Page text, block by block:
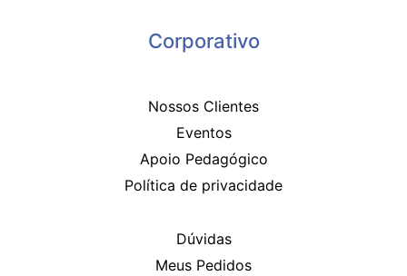
Corporativo
Nossos Clientes
Eventos
Apoio Pedagógico
Política de privacidade
Dúvidas
Meus Pedidos